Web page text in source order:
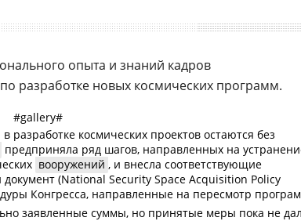
опыта и знаний кадров
разработке новых космических программ.
#gallery#
разработке космических проектов остаются без
предприняла ряд шагов, направленных на
вооружений , и внесла соответствующие
(National Security Space Acquisition Policy
Конгресса, направленные на пересмотр
заявленные суммы, но принятые меры пока не